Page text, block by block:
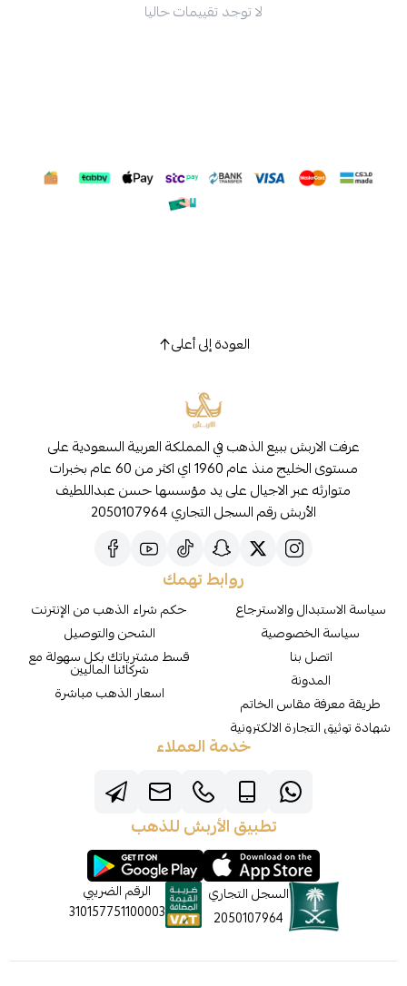
لا توجد تقييمات حاليا
العودة إلى أعلى
عرفت الاربش ببيع الذهب في المملكة العربية السعودية على
مستوى الخليج منذ عام 1960 اي اكثر من 60 عام بخبرات
متوارثه عبر الاجيال على يد مؤسسها حسن عبداللطيف
الأربش رقم السجل التجاري 2050107964
روابط تهمك
سياسة الاستبدال والاسترجاع
سياسة الخصوصية
اتصل بنا
المدونة
طريقة معرفة مقاس الخاتم
شهادة توثيق التجارة الالكترونية
حكم شراء الذهب من الإنترنت
الشحن والتوصيل
قسط مشترياتك بكل سهولة مع
شركائنا الماليين
اسعار الذهب مباشرة
خدمة العملاء
تطبيق الأربش للذهب
السجل التجاري
2050107964
الرقم الضريبي
310157751100003